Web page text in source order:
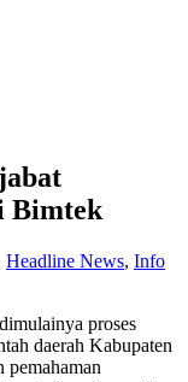
Bimtek
Headline News, Info
proses
daerah Kabupaten
pemahaman